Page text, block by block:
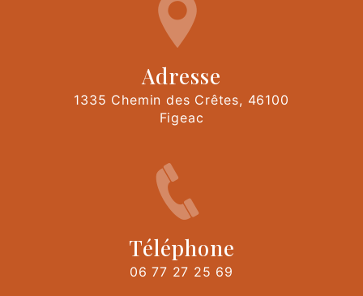
Adresse
1335 Chemin des Crêtes, 46100
Figeac
Téléphone
06 77 27 25 69